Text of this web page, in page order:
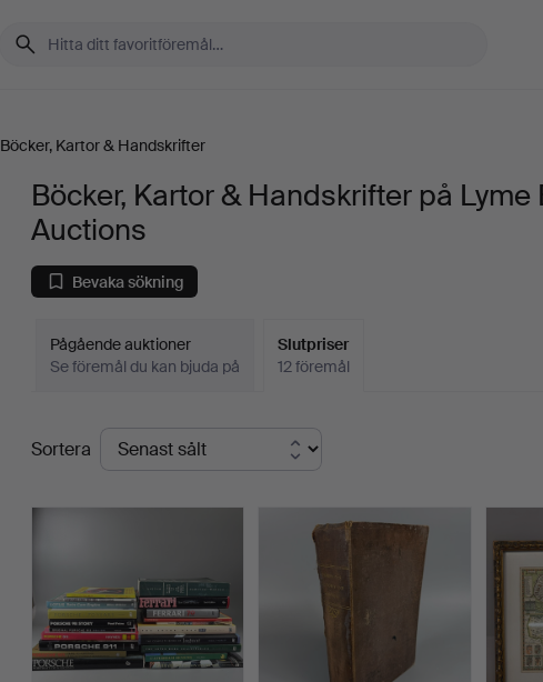
Böcker, Kartor & Handskrifter
Böcker, Kartor & Handskrifter på Lyme
Auctions
Bevaka sökning
Pågående auktioner
Se föremål du kan bjuda på
Slutpriser
12 föremål
Slutpriser
Sortera